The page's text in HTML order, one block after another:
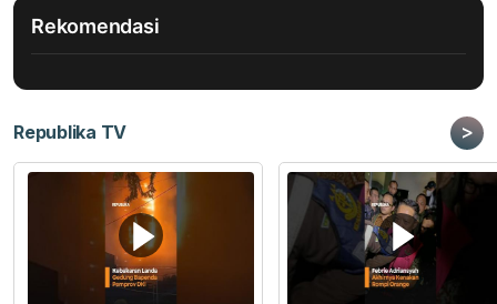
Rekomendasi
Republika TV >